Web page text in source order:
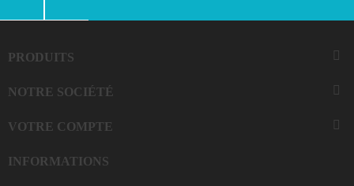
PRODUITS 
NOTRE SOCIÉTÉ 
VOTRE COMPTE 
INFORMATIONS